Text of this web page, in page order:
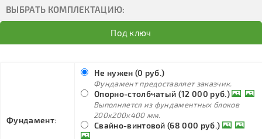
ВЫБРАТЬ КОМПЛЕКТАЦИЮ:
Под ключ
Фундамент:
Не нужен (0 руб.)
Фундамент предоставляет заказчик.
Опорно-столбчатый (12 000 руб.)
Выполняется из фундаментных блоков
200х200х400 мм.
Свайно-винтовой (68 000 руб.)